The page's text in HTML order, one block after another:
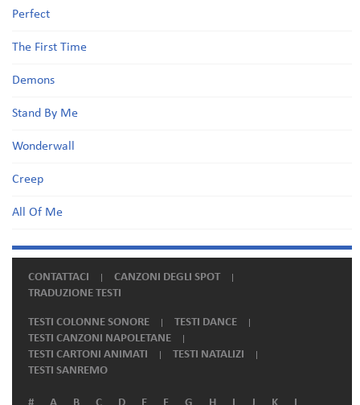
Perfect
The First Time
Demons
Stand By Me
Wonderwall
Creep
All Of Me
CONTATTACI
CANZONI DEGLI SPOT
TRADUZIONE TESTI
TESTI COLONNE SONORE
TESTI DANCE
TESTI CANZONI NAPOLETANE
TESTI CARTONI ANIMATI
TESTI NATALIZI
TESTI SANREMO